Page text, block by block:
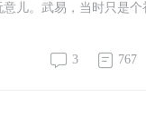
儿。武易，当时只是个
3 767